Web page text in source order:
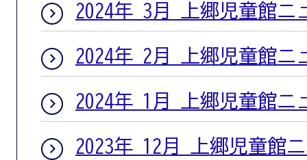
2024年 3月 上郷児童館ニ
2024年 2月 上郷児童館ニ
2024年 1月 上郷児童館ニ
2023年 12月 上郷児童館